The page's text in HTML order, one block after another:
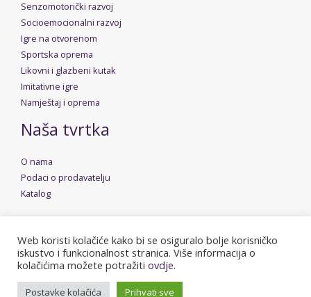
Senzomotorički razvoj
Socioemocionalni razvoj
Igre na otvorenom
Sportska oprema
Likovni i glazbeni kutak
Imitativne igre
Namještaj i oprema
Naša tvrtka
O nama
Podaci o prodavatelju
Katalog
Copyright © 2026 Dudica | Powered by Stolarija Rusan
Web koristi kolačiće kako bi se osiguralo bolje korisničko
iskustvo i funkcionalnost stranica. Više informacija o
kolačićima možete potražiti ovdje.
Postavke kolačića Prihvati sve